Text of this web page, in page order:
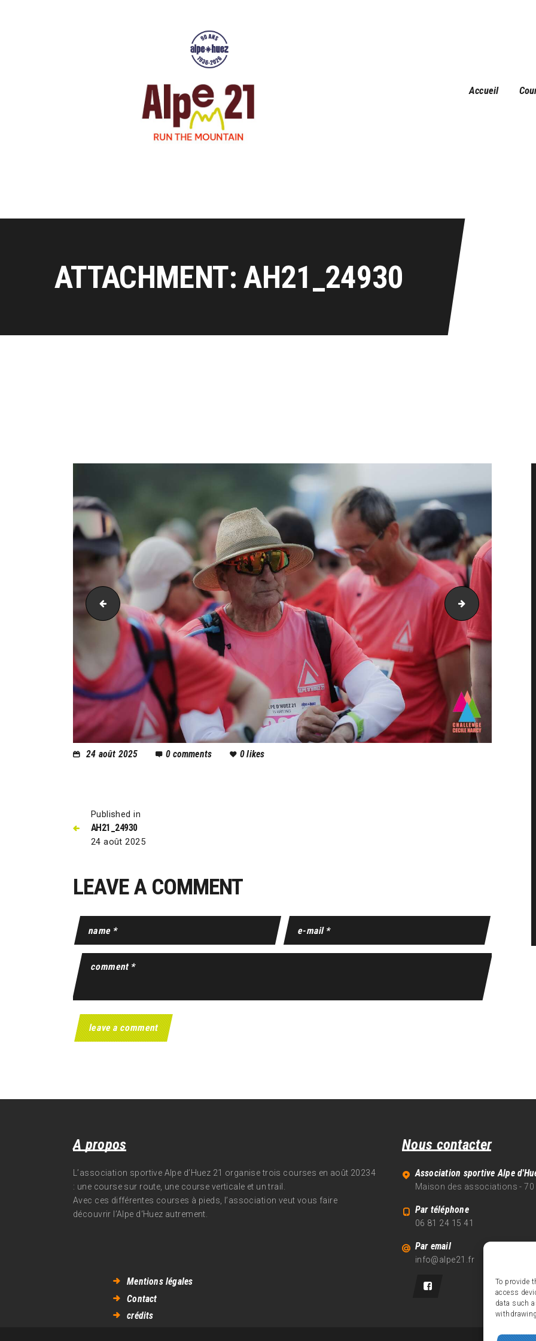
To provide
access
data such
Accueil
ATTACHMENT: AH21_24930
AH21_24923 AH21_24932
24 août 2025 0 comments 0likes
Published in
AH21_24930
24 août 2025
LEAVE A COMMENT
A propos
L’association sportive Alpe d’Huez 21 organise trois courses en août 20234
: une course sur route, une course verticale et un trail.
Avec ces différentes courses à pieds, l’association veut vous faire
découvrir l’Alpe d‘Huez autrement.
Nous contacter
Association sportive Alpe
Maison des associations - 70
Par téléphone
06 81 24 15 41
Par email
info@alpe21.fr
Mentions légales
Contact
crédits